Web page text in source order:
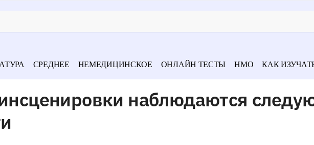
СРЕДНЕЕ НЕМЕДИЦИНСКОЕ ОНЛАЙН ТЕСТЫ НМО КАК
наблюдаются